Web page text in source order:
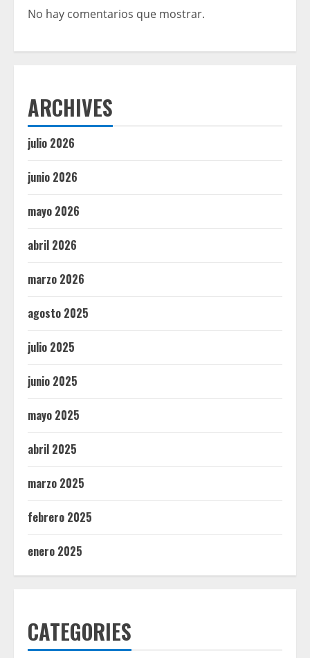
No hay comentarios que mostrar.
ARCHIVES
julio 2026
junio 2026
mayo 2026
abril 2026
marzo 2026
agosto 2025
julio 2025
junio 2025
mayo 2025
abril 2025
marzo 2025
febrero 2025
enero 2025
CATEGORIES